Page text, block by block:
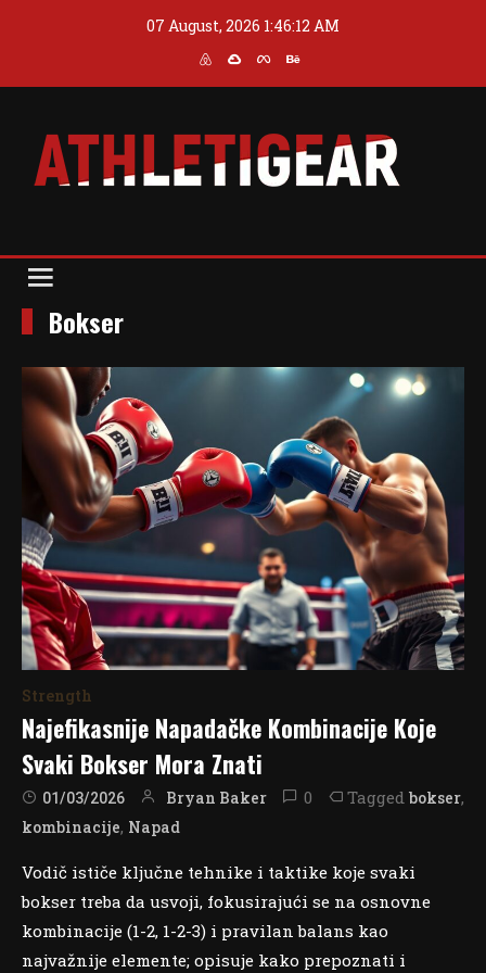
07 August, 2026 1:46:12 AM
Bokser
Strength
Najefikasnije Napadačke Kombinacije Koje
Svaki Bokser Mora Znati
01/03/2026 Bryan Baker 0 Tagged bokser,
kombinacije, Napad
Vodič ističe ključne tehnike i taktike koje svaki
bokser treba da usvoji, fokusirajući se na osnovne
kombinacije (1-2, 1-2-3) i pravilan balans kao
najvažnije elemente; opisuje kako prepoznati i